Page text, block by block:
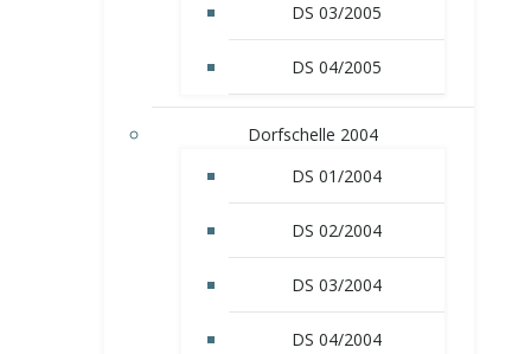
DS 03/2005
DS 04/2005
Dorfschelle 2004
DS 01/2004
DS 02/2004
DS 03/2004
DS 04/2004